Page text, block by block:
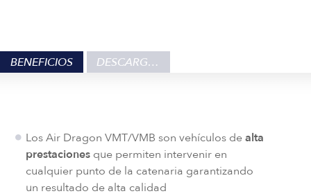
BENEFICIOS DESCARGAS
Los Air Dragon VMT/VMB son vehículos dealta
prestaciones que permiten intervenir en
cualquier punto de la catenaria garantizando
un resultado de alta calidad